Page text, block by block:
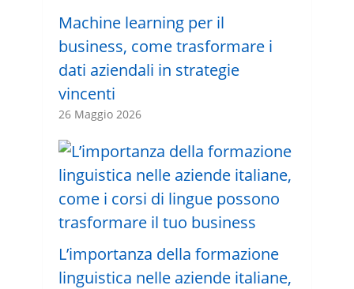
Machine learning per il
business, come trasformare i
dati aziendali in strategie
vincenti
26 Maggio 2026
L’importanza della formazione
linguistica nelle aziende italiane,